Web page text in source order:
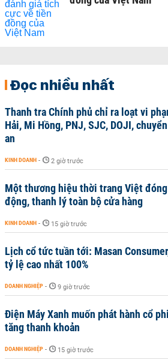
Đọc nhiều nhất
Thanh tra Chính phủ chỉ ra loạt vi
Hải, Mi Hồng, PNJ, SJC, DOJI,
an
KINH DOANH - 2 giờ trước
Một thương hiệu thời trang Việt đóng
động, thanh lý toàn bộ cửa hàng
KINH DOANH - 15 giờ trước
Lịch cổ tức tuần tới: Masan
tỷ lệ cao nhất 100%
DOANH NGHIỆP - 9 giờ trước
Điện Máy Xanh muốn phát hành cổ
tăng thanh khoản
DOANH NGHIỆP - 15 giờ trước